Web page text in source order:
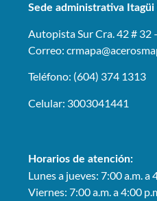
Sede administrativa Itagüi
Autopista Sur Cra. 42 # 32
Correo: crmapa
Teléfono: (604) 374 1313
Celular: 3003041441
Horarios de atención:
Lunes a jueves: 7:00 a.m. a
Viernes: 7:00 a.m. a 4:00